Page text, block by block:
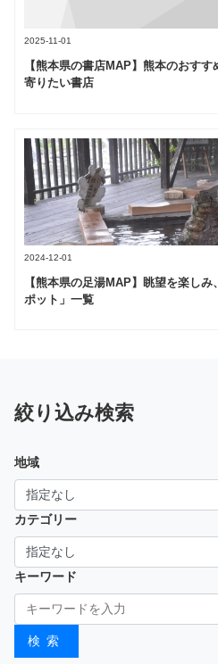
2025-11-01
【熊本県の書店MAP】熊本のおす
寄りたい書店
2024-12-01
【熊本県の足湯MAP】眺望を楽し
ポット」一覧
絞り込み検索
地域
カテゴリー
キーワード
検索